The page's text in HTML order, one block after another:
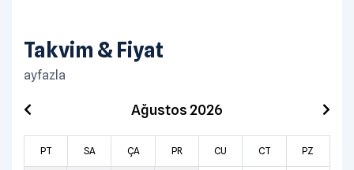
Takvim & Fiyat
ayfazla
PT SA ÇA PR CU CT PZ
Ağustos 2026